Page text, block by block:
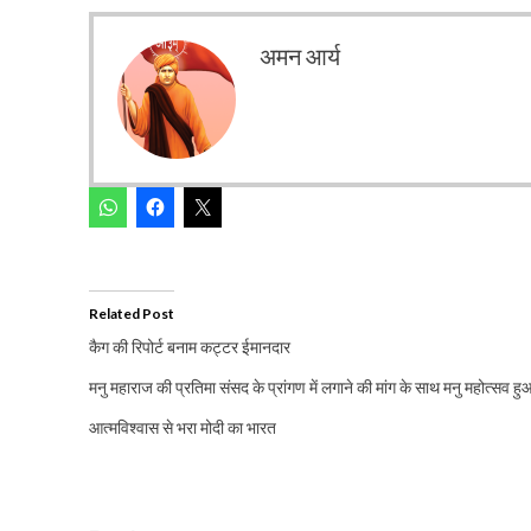
अमन आर्य
Related Post
कैग की रिपोर्ट बनाम कट्टर ईमानदार
मनु महाराज की प्रतिमा संसद के प्रांगण में लगाने की मांग के साथ मनु महोत्सव
आत्मविश्वास से भरा मोदी का भारत